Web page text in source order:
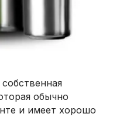
обычно
и имеет хорошо